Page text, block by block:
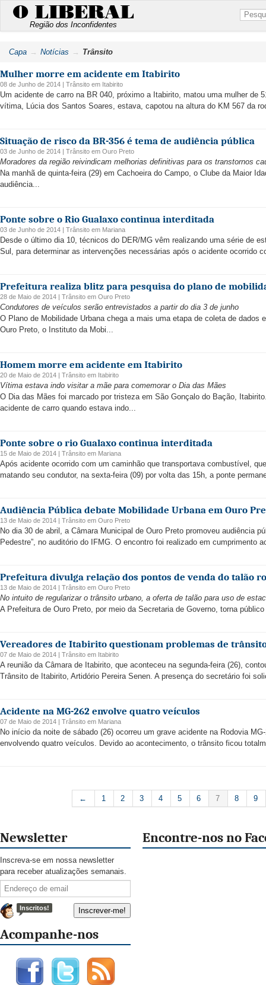
O LIBERAL
Região dos Inconfidentes
Capa Notícias Trânsito
Mulher morre em acidente em Itabirito
08 de Junho de 2014 | Trânsito em Itabirito
Um acidente de carro na BR 040, próximo a Itabirito, matou uma mulher de
vítima, Lúcia dos Santos Soares, estava, capotou na altura do KM 567 da
Situação de risco da BR-356 é tema de audiência pública
03 de Junho de 2014 | Trânsito em Ouro Preto
Moradores da região reivindicam melhorias definitivas para os transtornos
Na manhã de quinta-feira (29) em Cachoeira do Campo, o Clube da Maior
audiência...
Ponte sobre o Rio Gualaxo continua interditada
03 de Junho de 2014 | Trânsito em Mariana
Desde o último dia 10, técnicos do DER/MG vêm realizando uma série de
Sul, para determinar as intervenções necessárias após o acidente ocorrido
Prefeitura realiza blitz para pesquisa do plano de
28 de Maio de 2014 | Trânsito em Ouro Preto
Condutores de veículos serão entrevistados a partir do dia 3 de junho
O Plano de Mobilidade Urbana chega a mais uma etapa de coleta de dados
Ouro Preto, o Instituto da Mobi...
Homem morre em acidente em Itabirito
20 de Maio de 2014 | Trânsito em Itabirito
Vítima estava indo visitar a mãe para comemorar o Dia das Mães
O Dia das Mães foi marcado por tristeza em São Gonçalo do Bação,
acidente de carro quando estava indo...
Ponte sobre o rio Gualaxo continua interditada
15 de Maio de 2014 | Trânsito em Mariana
Após acidente ocorrido com um caminhão que transportava combustível,
matando seu condutor, na sexta-feira (09) por volta das 15h, a ponte
Audiência Pública debate Mobilidade Urbana em Ouro
13 de Maio de 2014 | Trânsito em Ouro Preto
No dia 30 de abril, a Câmara Municipal de Ouro Preto promoveu audiência
Pedestre”, no auditório do IFMG. O encontro foi realizado em cumprimento
Prefeitura divulga relação dos pontos de venda do talão
13 de Maio de 2014 | Trânsito em Ouro Preto
No intuito de regularizar o trânsito urbano, a oferta de talão para uso de
A Prefeitura de Ouro Preto, por meio da Secretaria de Governo, torna
Vereadores de Itabirito questionam problemas de
07 de Maio de 2014 | Trânsito em Itabirito
A reunião da Câmara de Itabirito, que aconteceu na segunda-feira (26),
Trânsito de Itabirito, Artidório Pereira Senen. A presença do secretário foi
Acidente na MG-262 envolve quatro veículos
07 de Maio de 2014 | Trânsito em Mariana
No início da noite de sábado (26) ocorreu um grave acidente na Rodovia
envolvendo quatro veículos. Devido ao acontecimento, o trânsito ficou
← 1 2 3 4 5 6 7 8 9
Newsletter
Inscreva-se em nossa newsletter
para receber atualizações semanais.
Inscritos!
Acompanhe-nos
Encontre-nos no